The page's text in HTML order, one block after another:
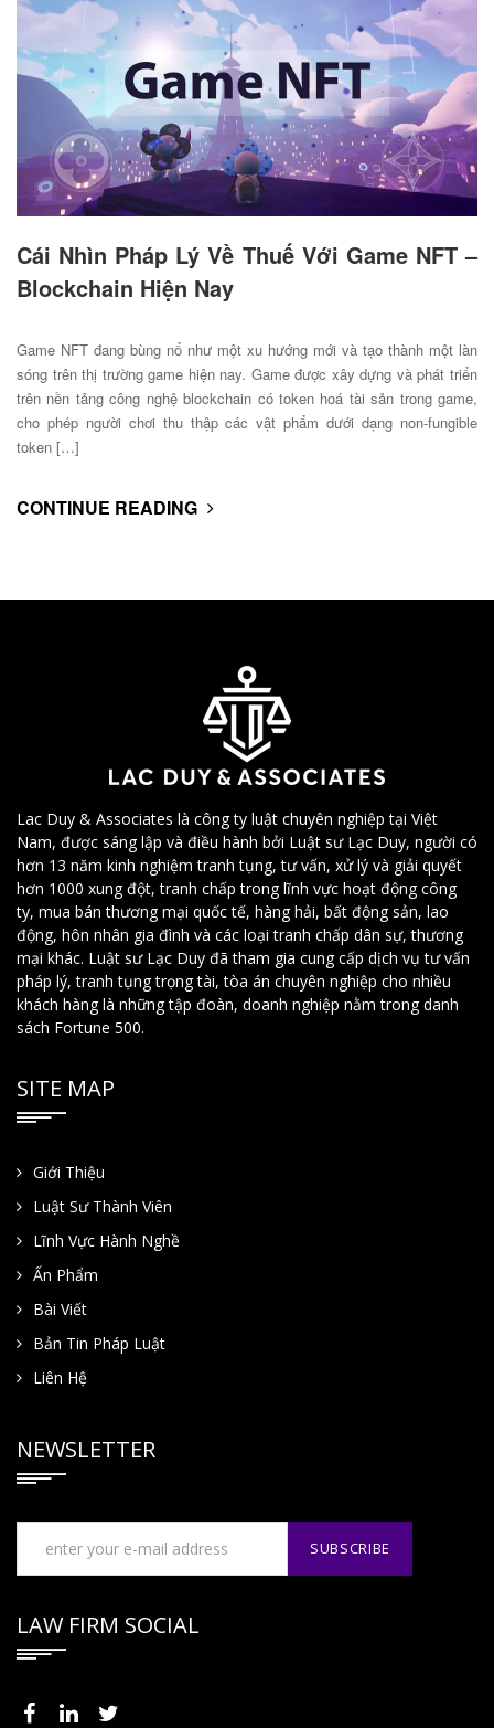
Cái Nhìn Pháp Lý Về Thuế Với Game NFT –
Blockchain Hiện Nay
Game NFT đang bùng nổ như một xu hướng mới và tạo thành một làn
sóng trên thị trường game hiện nay. Game được xây dựng và phát triển
trên nền tảng công nghệ blockchain có token hoá tài sản trong game,
cho phép người chơi thu thập các vật phẩm dưới dạng non-fungible
token […]
CONTINUE READING
Lac Duy & Associates là công ty luật chuyên nghiệp tại Việt
Nam, được sáng lập và điều hành bởi Luật sư Lạc Duy, người có
hơn 13 năm kinh nghiệm tranh tụng, tư vấn, xử lý và giải quyết
hơn 1000 xung đột, tranh chấp trong lĩnh vực hoạt động công
ty, mua bán thương mại quốc tế, hàng hải, bất động sản, lao
động, hôn nhân gia đình và các loại tranh chấp dân sự, thương
mại khác. Luật sư Lạc Duy đã tham gia cung cấp dịch vụ tư vấn
pháp lý, tranh tụng trọng tài, tòa án chuyên nghiệp cho nhiều
khách hàng là những tập đoàn, doanh nghiệp nằm trong danh
sách Fortune 500.
SITE MAP
Giới Thiệu
Luật Sư Thành Viên
Lĩnh Vực Hành Nghề
Ấn Phẩm
Bài Viết
Bản Tin Pháp Luật
Liên Hệ
NEWSLETTER
LAW FIRM SOCIAL